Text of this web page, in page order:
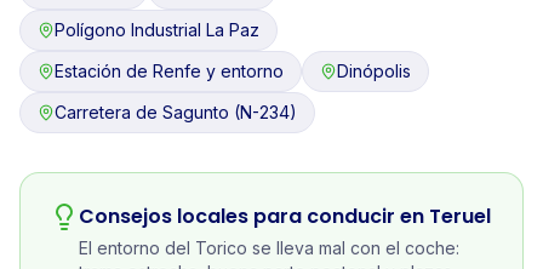
Polígono Industrial La Paz
Estación de Renfe y entorno
Dinópolis
Carretera de Sagunto (N-234)
Consejos locales para conducir en Teruel
El entorno del Torico se lleva mal con el coche: